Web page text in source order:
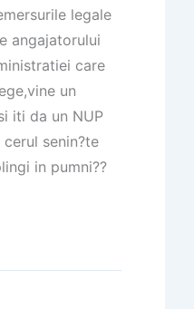
legale
angajatorului
care
un
iti da un NUP
senin?te
in pumni??